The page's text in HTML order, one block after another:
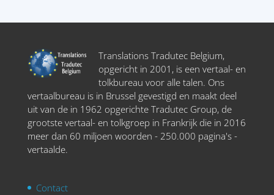
Translations Tradutec Belgium,
opgericht in 2001, is een vertaal- en
tolkbureau voor alle talen. Ons
vertaalbureau is in Brussel gevestigd en maakt deel
uit van de in 1962 opgerichte Tradutec Group, de
grootste vertaal- en tolkgroep in Frankrijk die in 2016
meer dan 60 miljoen woorden - 250.000 pagina's -
vertaalde.
Contact